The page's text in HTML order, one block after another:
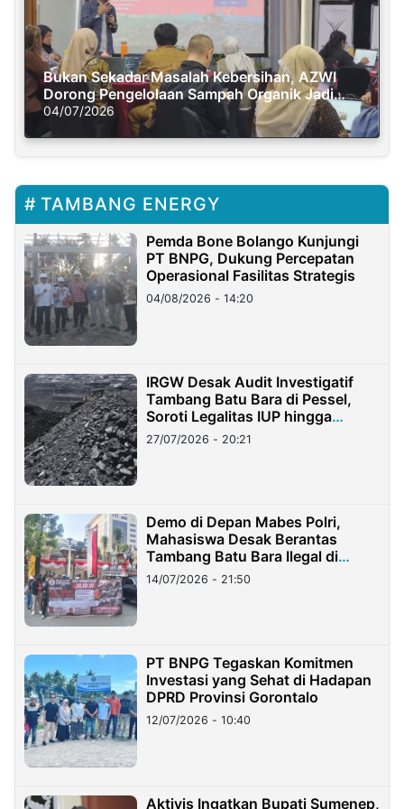
Bukan Sekadar Masalah Kebersihan, AZWI
Dorong Pengelolaan Sampah Organik Jadi
Solusi Krisis Iklim
04/07/2026
TAMBANG ENERGY
Pemda Bone Bolango Kunjungi
PT BNPG, Dukung Percepatan
Operasional Fasilitas Strategis
04/08/2026 - 14:20
IRGW Desak Audit Investigatif
Tambang Batu Bara di Pessel,
Soroti Legalitas IUP hingga
Stockpile
27/07/2026 - 20:21
Demo di Depan Mabes Polri,
Mahasiswa Desak Berantas
Tambang Batu Bara Ilegal di
Lampung
14/07/2026 - 21:50
PT BNPG Tegaskan Komitmen
Investasi yang Sehat di Hadapan
DPRD Provinsi Gorontalo
12/07/2026 - 10:40
Aktivis Ingatkan Bupati Sumenep,